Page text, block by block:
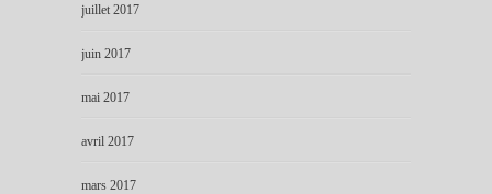
juillet 2017
juin 2017
mai 2017
avril 2017
mars 2017